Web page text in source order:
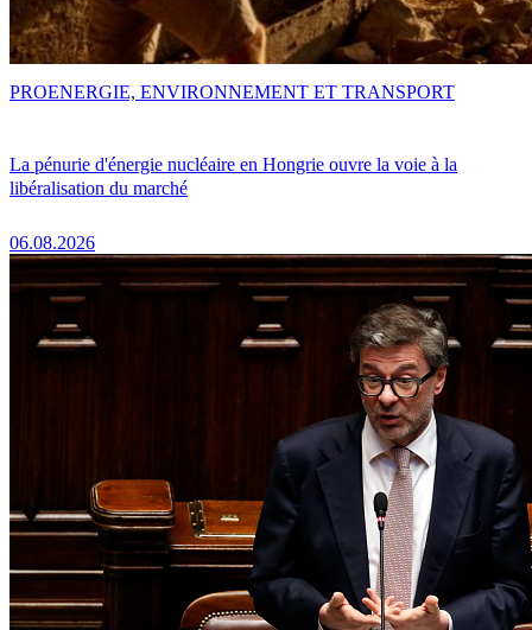
La pénurie d'énergie nucléaire en Hongrie ouvre la voie à la
libéralisation du marché
06.08.2026
PROENERGIE, ENVIRONNEMENT ET TRANSPORT